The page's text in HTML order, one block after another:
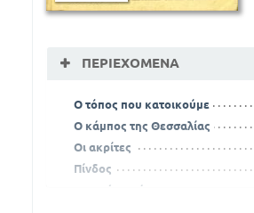
ΠΕΡΙΕΧΌΜΕΝΑ
Ο τόπος που κατοικούμε
Ο κάμπος της Θεσσαλίας
Οι ακρίτες
Πίνδος
Το πρώτο Πάσχα